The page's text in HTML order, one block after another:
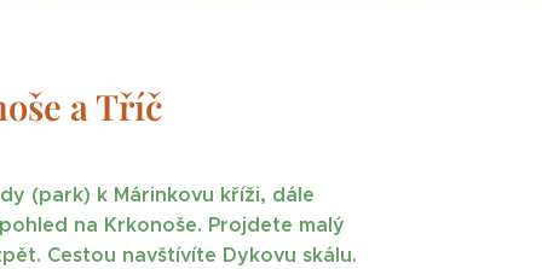
a Tříč
(park) k Márinkovu kříži, dále
na Krkonoše. Projdete malý
Cestou navštívíte Dykovu skálu.